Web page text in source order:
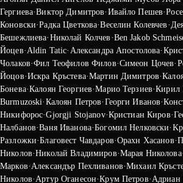
Гергиева·Виктор Димитров· Ивайло Пешев·
Коновски·Радка Цветкова·Веселин Колевчев ·
Бешежлиева· Николай Колчев ·Ben Jakob
Йоцев· Aldin Tatic· Александра Апостолова·
Чолаков·Фил Теофилов Филов·Симеон Цочев·
Йоцов·Искра Кръстева·Мартин Димитров·
Бонева·Калоян Георгиев·Марио Терзиев·Кирил
Burmuzoski· Калоян Петров· Георги Иванов·
Никифорос·Gjorgji Stojanov·Кристиан Киров·
Налбанов·Ваня Иванова·Богомил Нелковски·
Разложки·Благовест Чавдаров·Орахн Хасанов·
Николов·Николай Владимиров·Марая Николова·
Марков· Александър Пехливанов·Михаил
Николов· Артур Оганесон·Крум Петров· Адриан